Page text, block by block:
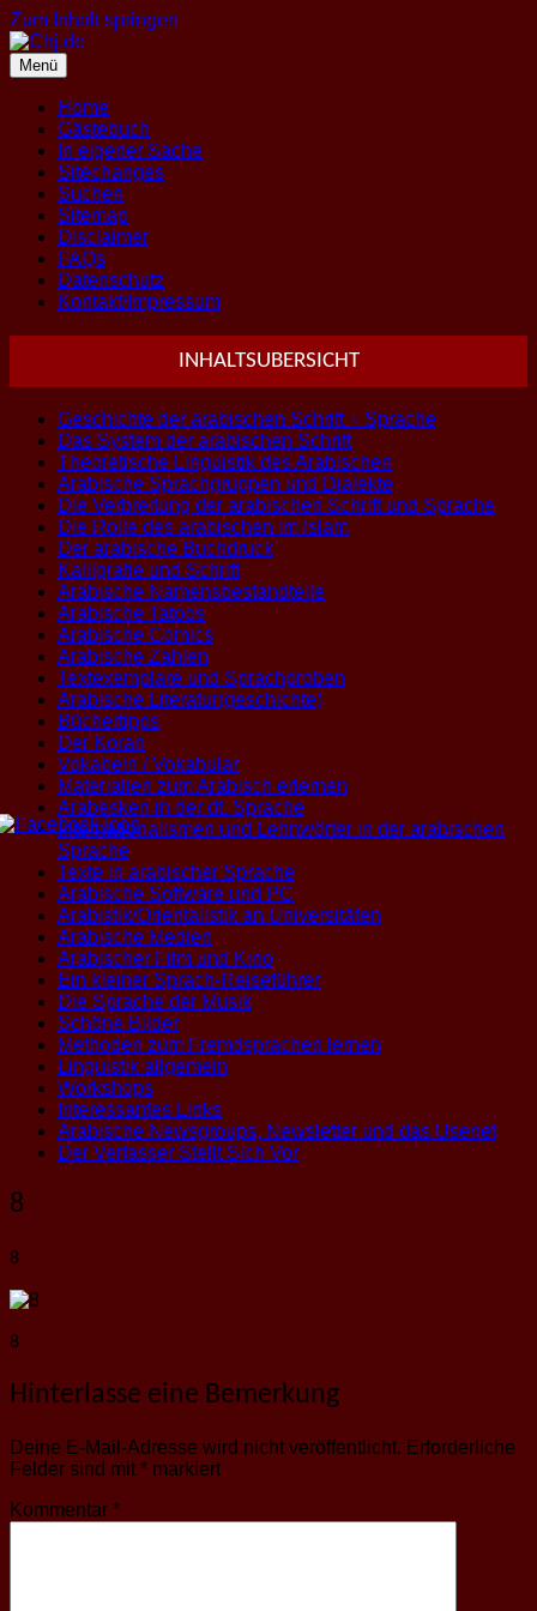
Zum Inhalt springen
Menü
Home
Gästebuch
In eigener Sache
Sitechanges
Suchen
Sitemap
Disclaimer
FAQs
Datenschutz
Kontakt/Impressum
INHALTSUBERSICHT
Geschichte der arabischen Schrift + Sprache
Das System der arabischen Schrift
Theoretische Linguistik des Arabischen
Arabische Sprachgruppen und Dialekte
Die Verbreitung der arabischen Schrift und Sprache
Die Rolle des arabischen im Islam
Der arabische Buchdruck
Kalligrafie und Schrift
Arabische Namensbestandteile
Arabische Tatoos
Arabische Comics
Arabische Zahlen
Textexemplare und Sprachproben
Arabische Literatur(geschichte)
Büchertipps
Der Koran
Vokabeln / Vokabular
Materialien zum Arabisch erlernen
Arabesken in der dt. Sprache
Internationalismen und Lehnwörter in der arabischen
Sprache
Texte in arabischer Sprache
Arabische Software und PC
Arabistik/Orientalistik an Universitäten
Arabische Medien
Arabischer Film und Kino
Ein kleiner Sprach-Reiseführer
Die Sprache der Musik
Schöne Bilder
Methoden zum Fremdsprachen lernen
Linguistik allgemein
Workshops
Interessantes Links
Arabische Newsgroups, Newsletter und das Usenet
Der Verfasser Stellt Sich Vor
8
8
8
Hinterlasse eine Bemerkung
Deine E-Mail-Adresse wird nicht veröffentlicht. Erforderliche
Felder sind mit * markiert
Kommentar *